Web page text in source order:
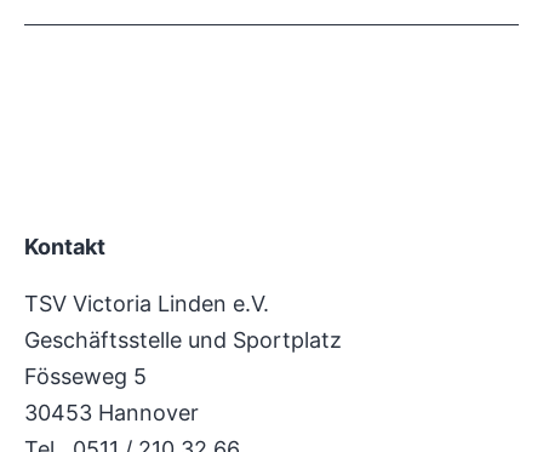
Kontakt
TSV Victoria Linden e.V.
Geschäftsstelle und Sportplatz
Fösseweg 5
30453 Hannover